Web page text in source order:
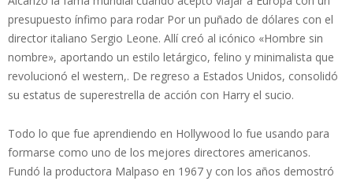
presupuesto ínfimo para rodar Por un puñado de dólares con el
director italiano Sergio Leone. Allí creó al icónico «Hombre sin
nombre», aportando un estilo letárgico, felino y minimalista que
revolucionó el western,. De regreso a Estados Unidos, consolidó
su estatus de superestrella de acción con Harry el sucio.
Todo lo que fue aprendiendo en Hollywood lo fue usando para
formarse como uno de los mejores directores americanos.
Fundó la productora Malpaso en 1967 y con los años demostró